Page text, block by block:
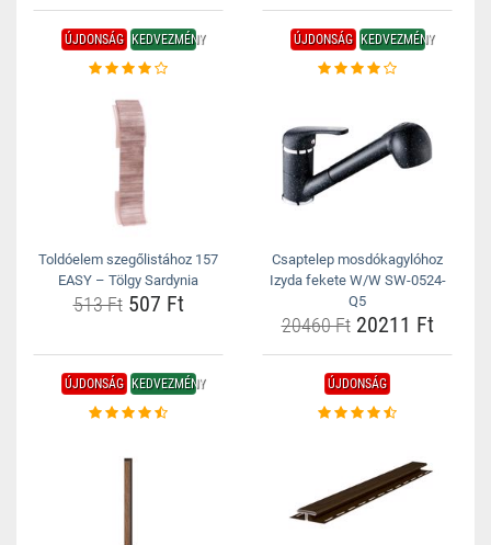
ÚJDONSÁG KEDVEZMÉNY
Toldóelem szegőlistához 157
EASY – Tölgy Sardynia
513 Ft507 Ft
ÚJDONSÁG KEDVEZMÉNY
Csaptelep mosdókagylóhoz
Izyda fekete W/W SW-0524-
Q5
20460 Ft20211 Ft
ÚJDONSÁG KEDVEZMÉNY ÚJDONSÁG